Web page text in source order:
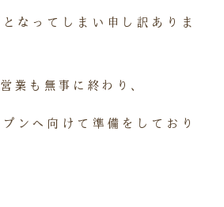
なってしまい申し訳ありま
業も無事に終わり、
ンへ向けて準備をしており